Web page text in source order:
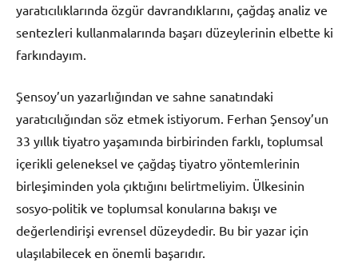
yaratıcılıklarında özgür davrandıklarını, çağdaş analiz ve
sentezleri kullanmalarında başarı düzeylerinin elbette ki
farkındayım.
Şensoy’un yazarlığından ve sahne sanatındaki
yaratıcılığından söz etmek istiyorum. Ferhan Şensoy’un
33 yıllık tiyatro yaşamında birbirinden farklı, toplumsal
içerikli geleneksel ve çağdaş tiyatro yöntemlerinin
birleşiminden yola çıktığını belirtmeliyim. Ülkesinin
sosyo-politik ve toplumsal konularına bakışı ve
değerlendirişi evrensel düzeydedir. Bu bir yazar için
ulaşılabilecek en önemli başarıdır.